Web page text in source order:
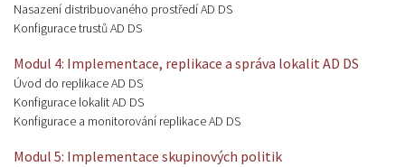
Nasazení distribuovaného prostředí AD DS
Konfigurace trustů AD DS
Modul 4: Implementace, replikace a správa lokalit AD DS
Úvod do replikace AD DS
Konfigurace lokalit AD DS
Konfigurace a monitorování replikace AD DS
Modul 5: Implementace skupinových politik